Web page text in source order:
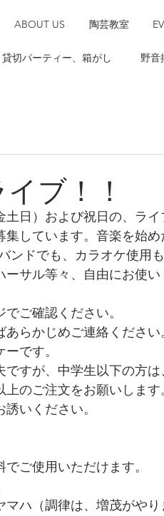
ABOUT US 陶芸教室
貸切パーティー、箱がし 野音
ブ！！
日）および祝日の、ラ
しています。音楽を始
ンドでも、カラオケ使用
サル等々、自由にお使い
ご確認ください。
らかじめご連絡ください。
です。
すが、中学生以下の方は
のご注文をお願いします。
いください。
ご使用いただけます。
ハ（調律は、増茂がやり